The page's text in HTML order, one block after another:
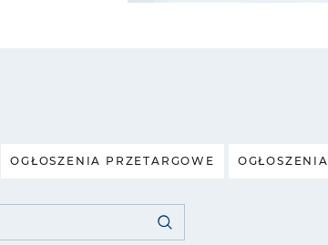
OGŁOSZENIA PRZETARGOWE OGŁOSZENIA